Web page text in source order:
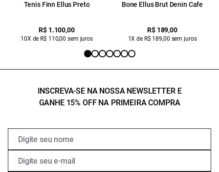
Tenis Finn Ellus Preto
R$ 1.100,00
10X de R$ 110,00 sem juros
Bone Ellus Brut Denin Cafe
R$ 189,00
1X de R$ 189,00 sem juros
INSCREVA-SE NA NOSSA NEWSLETTER E
GANHE 15% OFF NA PRIMEIRA COMPRA